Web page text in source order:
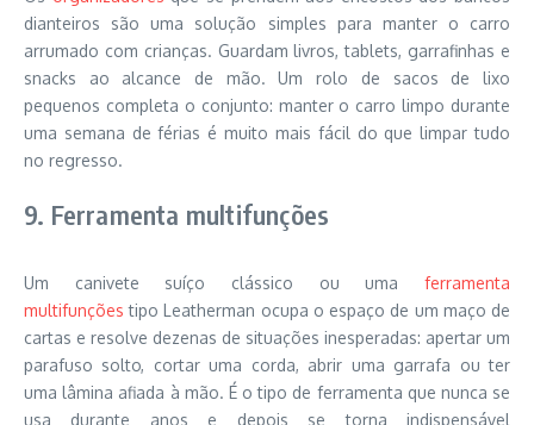
dianteiros são uma solução simples para manter o carro
arrumado com crianças. Guardam livros, tablets, garrafinhas e
snacks ao alcance de mão. Um rolo de sacos de lixo
pequenos completa o conjunto: manter o carro limpo durante
uma semana de férias é muito mais fácil do que limpar tudo
no regresso.
9. Ferramenta multifunções
Um canivete suíço clássico ou uma ferramenta
multifunções tipo Leatherman ocupa o espaço de um maço de
cartas e resolve dezenas de situações inesperadas: apertar um
parafuso solto, cortar uma corda, abrir uma garrafa ou ter
uma lâmina afiada à mão. É o tipo de ferramenta que nunca se
usa durante anos e depois se torna indispensável